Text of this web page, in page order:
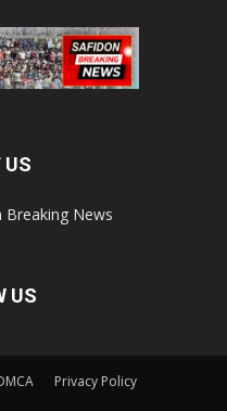
US
News
US
Privacy Policy